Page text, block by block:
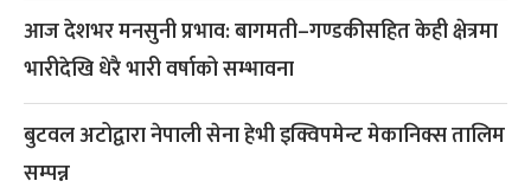
आज देशभर मनसुनी प्रभाव: बागमती–गण्डकीसहित केही क्षेत्रमा
भारीदेखि धेरै भारी वर्षाको सम्भावना
बुटवल अटोद्वारा नेपाली सेना हेभी इक्विपमेन्ट मेकानिक्स तालिम
सम्पन्न